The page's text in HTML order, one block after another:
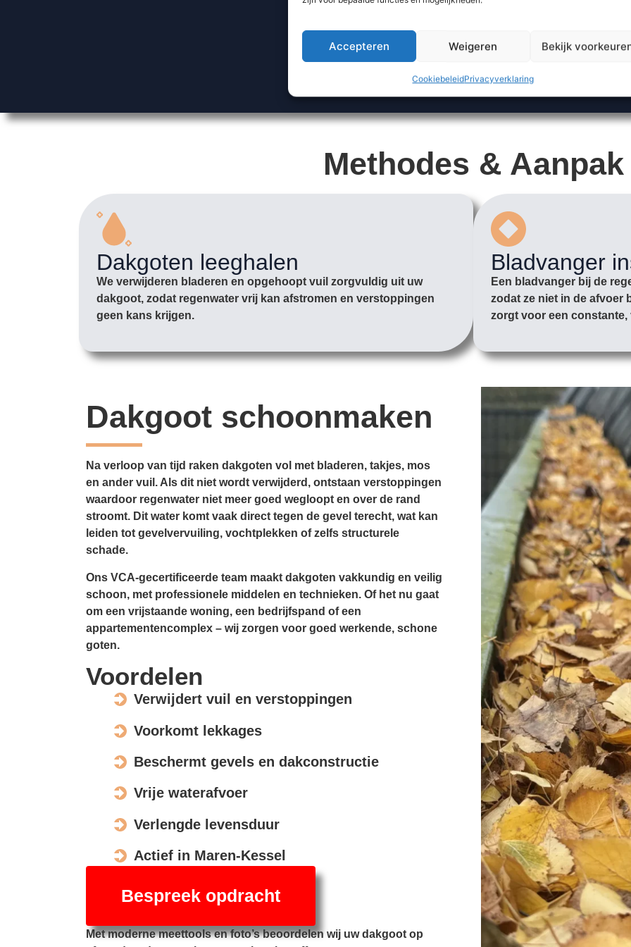
Accepteren Weigeren Bekijk
CookiebeleidPrivacyverklaring
Methodes & Aanpak
Dakgoten leeghalen
We verwijderen bladeren en opgehoopt vuil zorgvuldig uit uw
dakgoot, zodat regenwater vrij kan afstromen en verstoppingen
geen kans krijgen.
Bladvanger
Een bladvanger bij de
zodat ze niet in de afvoer
zorgt voor een constante,
Dakgoot schoonmaken
Na verloop van tijd raken dakgoten vol met bladeren, takjes, mos
en ander vuil. Als dit niet wordt verwijderd, ontstaan verstoppingen
waardoor regenwater niet meer goed wegloopt en over de rand
stroomt. Dit water komt vaak direct tegen de gevel terecht, wat kan
leiden tot gevelvervuiling, vochtplekken of zelfs structurele
schade.
Ons VCA-gecertificeerde team maakt dakgoten vakkundig en veilig
schoon, met professionele middelen en technieken. Of het nu gaat
om een vrijstaande woning, een bedrijfspand of een
appartementencomplex – wij zorgen voor goed werkende, schone
goten.
Voordelen
Verwijdert vuil en verstoppingen
Voorkomt lekkages
Beschermt gevels en dakconstructie
Vrije waterafvoer
Verlengde levensduur
Actief in Maren-Kessel
Bespreek opdracht
Met moderne meettools en foto’s beoordelen wij uw dakgoot op